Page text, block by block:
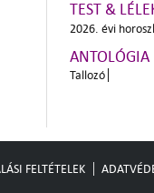
TEST &
2026. évi
ANTOLÓGIA
Tallozó
FELTÉTELEK